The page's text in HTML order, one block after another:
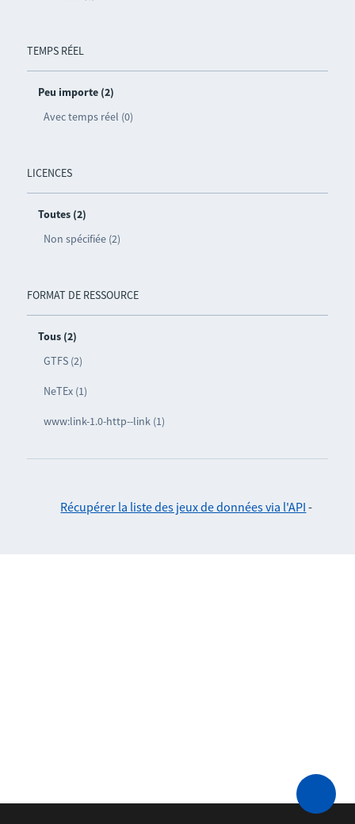
TEMPS RÉEL
Peu importe (2)
Avec temps réel (0)
LICENCES
Toutes (2)
Non spécifiée (2)
FORMAT DE RESSOURCE
Tous (2)
GTFS (2)
NeTEx (1)
www:link-1.0-http--link (1)
Récupérer la liste des jeux de données via l'API -